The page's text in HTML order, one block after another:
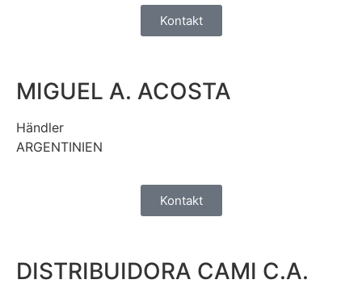
Kontakt
MIGUEL A. ACOSTA
Händler
ARGENTINIEN
Kontakt
DISTRIBUIDORA CAMI C.A.